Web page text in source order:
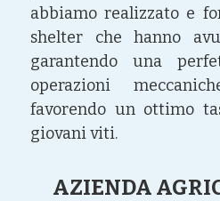
abbiamo realizzato e
shelter che hanno
garantendo una
operazioni
favorendo un ottimo
giovani viti.
AZIENDA